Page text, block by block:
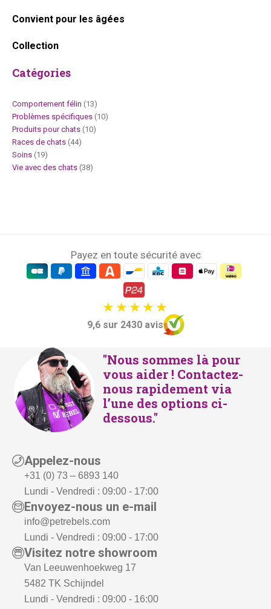
Convient pour les âgées
Collection
Catégories
Comportement félin (13)
Problèmes spécifiques (10)
Produits pour chats (10)
Races de chats (44)
Soins (19)
Vie avec des chats (38)
Payez en toute sécurité avec
9,6 sur 2430 avis
"Nous sommes là pour
vous aider ! Contactez-
nous rapidement via
l’une des options ci-
dessous."
Appelez-nous
+31 (0) 73 – 6893 140
Lundi - Vendredi : 09:00 - 17:00
Envoyez-nous un e-mail
info@petrebels.com
Lundi - Vendredi : 09:00 - 17:00
Visitez notre showroom
Van Leeuwenhoekweg 17
5482 TK Schijndel
Lundi - Vendredi : 09:00 - 16:00